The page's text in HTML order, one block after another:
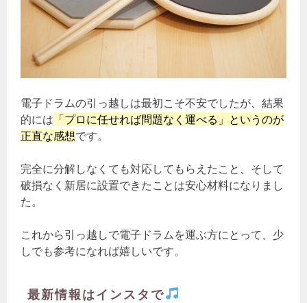
電子ドラムの引っ越しは最初こそ不安でしたが、結果
的には 「プロに任せれば問題なく運べる」というのが
正直な感想です。
完全に分解しなくても対応してもらえたこと、そして
破損なく新居に設置できたことは安心材料になりまし
た。
これから引っ越しで電子ドラムを運ぶ方にとって、少
しでも参考になれば嬉しいです。
最新情報はインスタで